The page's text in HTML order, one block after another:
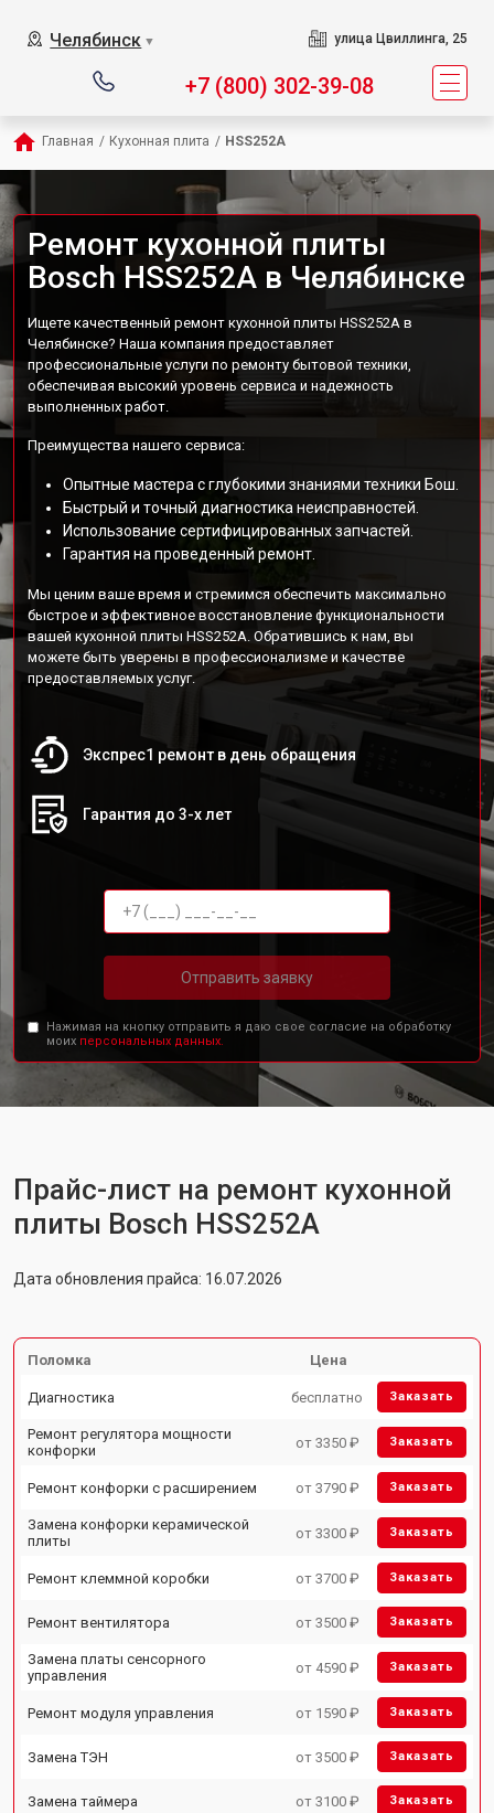
Челябинск ▼ улица Цвиллинга, 25
+7 (800) 302-39-08
Главная / Кухонная плита / HSS252A
Ремонт кухонной плиты
Bosch HSS252A в Челябинске
Ищете качественный ремонт кухонной плиты HSS252A в
Челябинске? Наша компания предоставляет
профессиональные услуги по ремонту бытовой техники,
обеспечивая высокий уровень сервиса и надежность
выполненных работ.
Преимущества нашего сервиса:
Опытные мастера с глубокими знаниями техники Бош.
Быстрый и точный диагностика неисправностей.
Использование сертифицированных запчастей.
Гарантия на проведенный ремонт.
Мы ценим ваше время и стремимся обеспечить максимально
быстрое и эффективное восстановление функциональности
вашей кухонной плиты HSS252A. Обратившись к нам, вы
можете быть уверены в профессионализме и качестве
предоставляемых услуг.
Экспрес1 ремонт в день обращения
Гарантия до 3-х лет
Отправить заявку
Нажимая на кнопку отправить я даю свое согласие на обработку
моих персональных данных.
Прайс-лист на ремонт кухонной
плиты Bosch HSS252A
Дата обновления прайса: 16.07.2026
Поломка Цена
Диагностика бесплатно Заказать
Ремонт регулятора мощности
конфорки
от 3350 ₽ Заказать
Ремонт конфорки с расширением от 3790 ₽ Заказать
Замена конфорки керамической
плиты
от 3300 ₽ Заказать
Ремонт клеммной коробки от 3700 ₽ Заказать
Ремонт вентилятора от 3500 ₽ Заказать
Замена платы сенсорного
управления
от 4590 ₽ Заказать
Ремонт модуля управления от 1590 ₽ Заказать
Замена ТЭН от 3500 ₽ Заказать
Замена таймера от 3100 ₽ Заказать